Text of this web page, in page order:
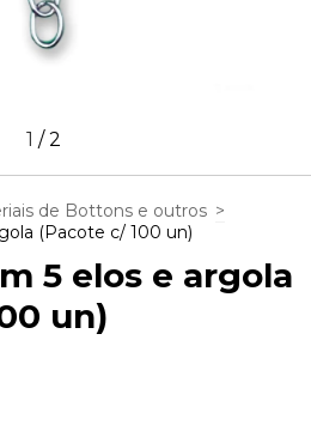
1 /2
de Bottons e outros >
(Pacote c/ 100 un)
5 elos e argola
un)